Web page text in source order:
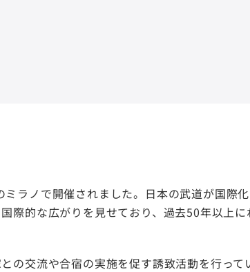
ラノで開催されました。日本の武道が国際
際的な広がりを見せており、過去50年以上
交流や合宿の実施を促す誘致活動を行って